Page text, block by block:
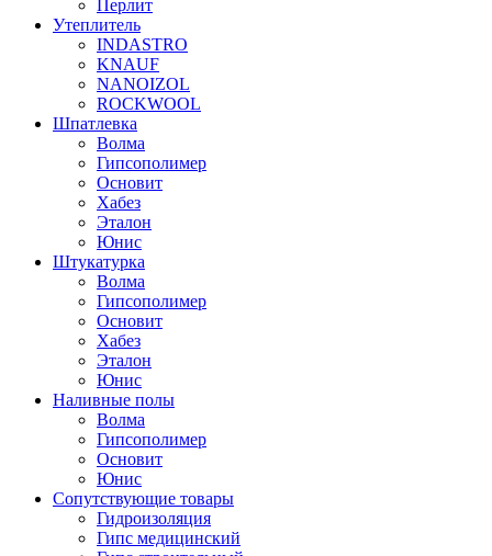
Перлит
Утеплитель
INDASTRO
KNAUF
NANOIZOL
ROCKWOOL
Шпатлевка
Волма
Гипсополимер
Основит
Хабез
Эталон
Юнис
Штукатурка
Волма
Гипсополимер
Основит
Хабез
Эталон
Юнис
Наливные полы
Волма
Гипсополимер
Основит
Юнис
Сопутствующие товары
Гидроизоляция
Гипс медицинский